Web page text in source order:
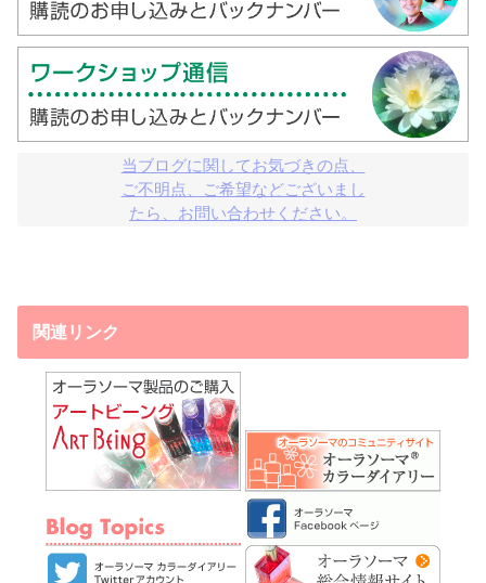
当ブログに関してお気づきの点、
ご不明点、ご希望などございまし
たら、お問い合わせください。
関連リンク